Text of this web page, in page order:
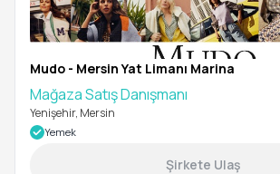
Mudo - Mersin Yat Limanı Marina
Mağaza Satış Danışmanı
Yenişehir, Mersin
Yemek
Şirkete Ulaş